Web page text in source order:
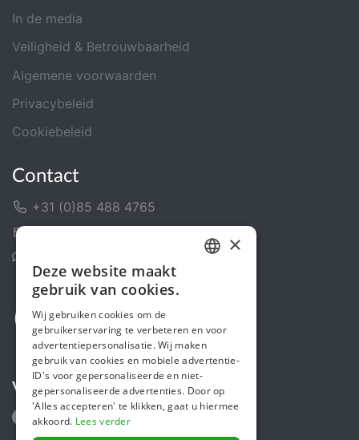
In de media
Veiligheid & Betrouwbaarheid
Algemene voorwaarden
Privacybeleid
Cookiebeleid
Contact
+31 (0)85 488 4765
Volg ons
ENGLISH
×
Deze website maakt
gebruik van cookies.
Wij gebruiken cookies om de
gebruikerservaring te verbeteren en voor
advertentiepersonalisatie. Wij maken
gebruik van cookies en mobiele advertentie-
ID's voor gepersonaliseerde en niet-
gepersonaliseerde advertenties. Door op
'Alles accepteren' te klikken, gaat u hiermee
akkoord. Lees verder